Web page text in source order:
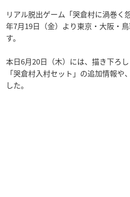
リアル脱出ゲーム「哭倉村に渦巻く
年7月19日（金）より東京・大阪・
す。
本日6月20日（木）には、描き下ろ
「哭倉村入村セット」の追加情報や
した。